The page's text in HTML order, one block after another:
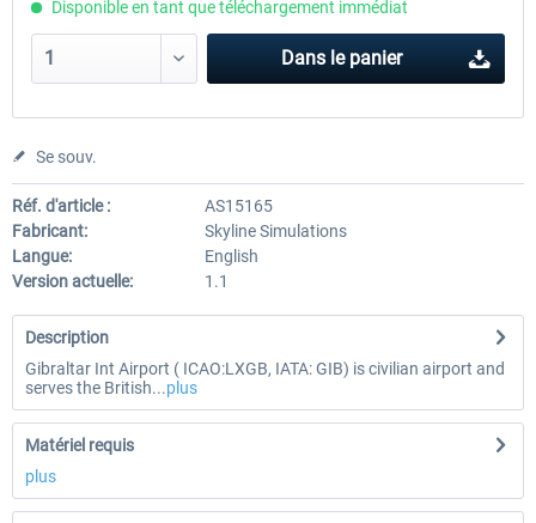
Disponible en tant que téléchargement immédiat
Dans le panier
Se souv.
Réf. d'article :
AS15165
Fabricant:
Skyline Simulations
Langue:
English
Version actuelle:
1.1
Description
Gibraltar Int Airport ( ICAO:LXGB, IATA: GIB) is civilian airport and
serves the British...plus
Matériel requis
plus